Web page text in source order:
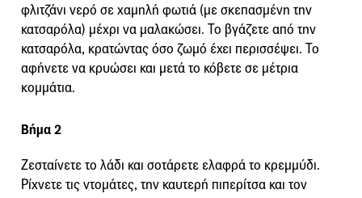
φλιτζάνι νερό σε χαμηλή φωτιά (με σκεπασμένη την
κατσαρόλα) μέχρι να μαλακώσει. Το βγάζετε από την
κατσαρόλα, κρατώντας όσο ζωμό έχει περισσέψει. Το
αφήνετε να κρυώσει και μετά το κόβετε σε μέτρια
κομμάτια.
Βήμα 2
Ζεσταίνετε το λάδι και σοτάρετε ελαφρά το κρεμμύδι.
Ρίχνετε τις ντομάτες, την καυτερή πιπερίτσα και τον